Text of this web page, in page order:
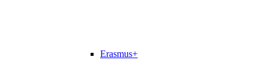
Erasmus+